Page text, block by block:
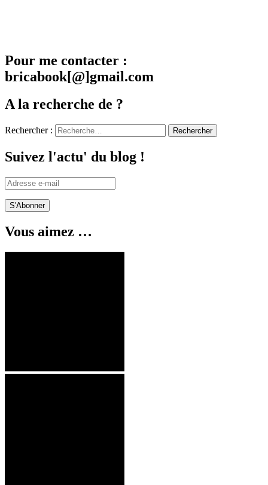
Pour me contacter :
bricabook[@]gmail.com
A la recherche de ?
Rechercher :
Suivez l'actu' du blog !
Adresse
e-
mail
Vous aimez …